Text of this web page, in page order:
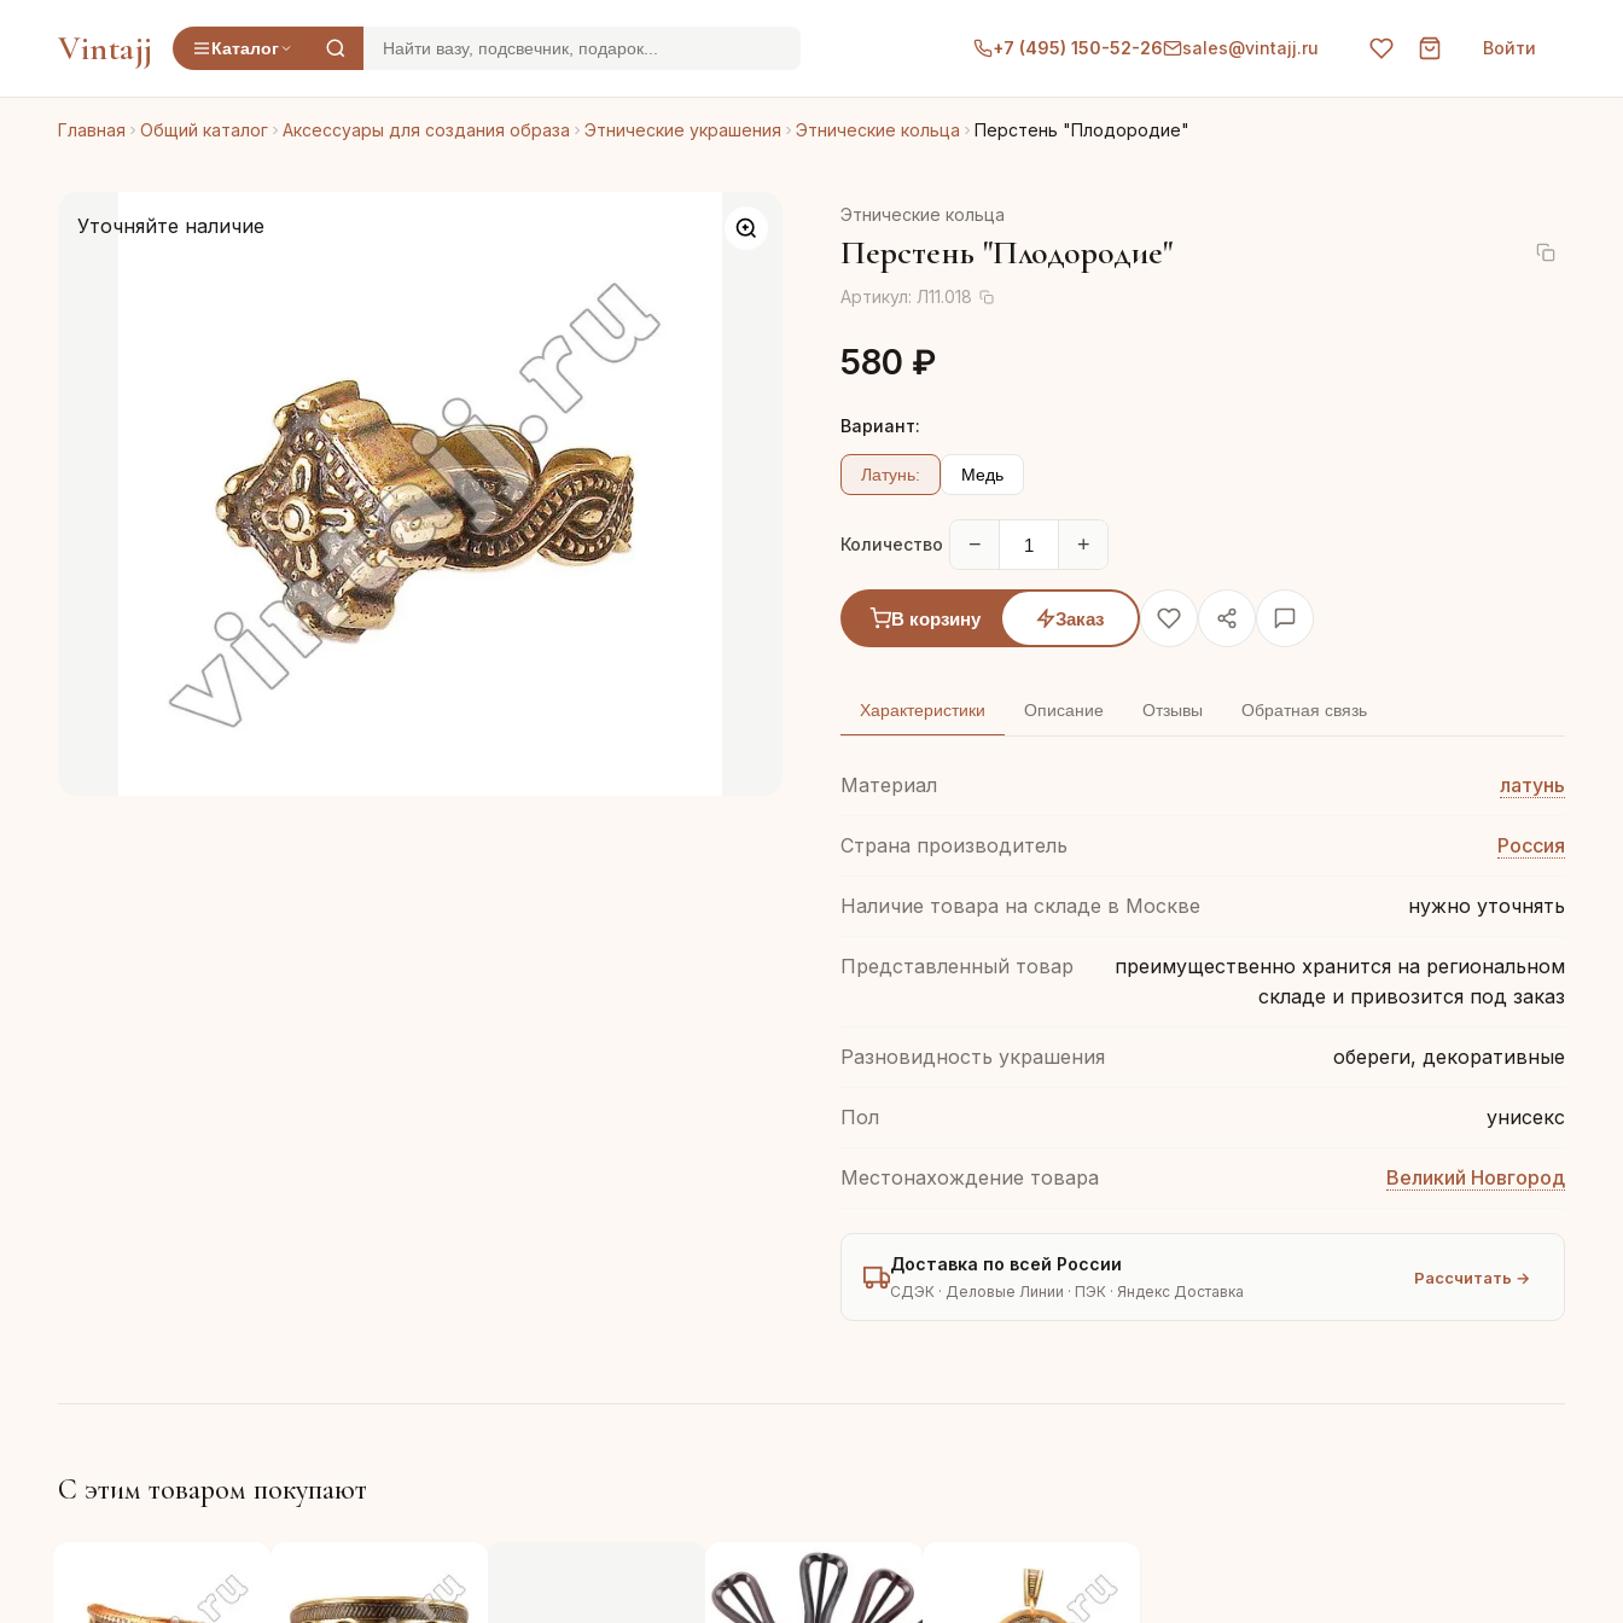
Vintajj Каталог +7 (495) 150-52-26 sales@vintajj.ru Войти
Главная Общий каталог Аксессуары для создания образа Этнические украшения Этнические кольца Перстень "Плодородие"
Уточняйте наличие Этнические кольца
Перстень "Плодородие"
Артикул: Л11.018
580 ₽
Вариант:
Латунь: Медь
Количество − +
В корзину Заказ
Характеристики Описание Отзывы Обратная связь
Материал латунь
Страна производитель Россия
Наличие товара на складе в Москве нужно уточнять
Представленный товар
преимущественно хранится на региональном
складе и привозится под заказ
Разновидность украшения обереги, декоративные
Пол унисекс
Местонахождение товара Великий Новгород
Доставка по всей России
СДЭК · Деловые Линии · ПЭК · Яндекс Доставка
Рассчитать →
С этим товаром покупают